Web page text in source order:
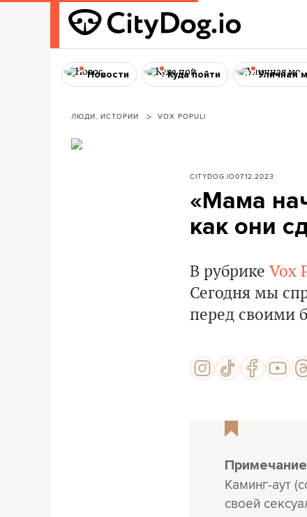
Новости Куда пойти Уличная
ЛЮДИ, ИСТОРИИ VOX POPULI
CITYDOG.IO07.12.2023
«Мама
как они
В рубрике Vox
Сегодня мы
перед своими
Каминг-аут
своей